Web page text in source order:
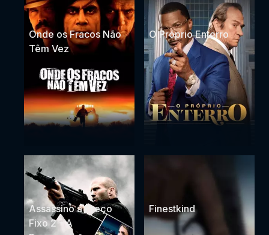
Onde os Fracos Não
Têm Vez
O Próprio Enterro
Assassino a Preço
Fixo 2 - A
Finestkind